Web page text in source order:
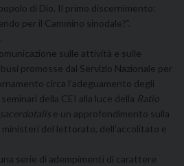
di Dio. Il primo discernimento:
per il Cammino sinodale?”.
sulle attività e sulle
promosse dal Servizio Nazionale per
circa l’adeguamento degli
della CEI alla luce della Ratio
e un approfondimento sulla
del lettorato, dell’accolitato e
serie di adempimenti di carattere